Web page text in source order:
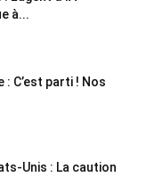
à...
: C’est parti ! Nos
Unis : La caution